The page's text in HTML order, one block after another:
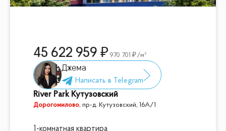
45 622 959 970 701 /м²
Джема
River Park Кутузовский
Дорогомилово, пр-д. Кутузовский, 16А/1
1-комнатная квартира